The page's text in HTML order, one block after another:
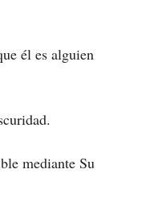
él es alguien
mediante Su